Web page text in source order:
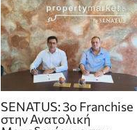
SENATUS: 3ο Franchise
στην Ανατολική